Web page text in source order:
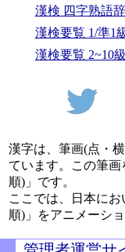
漢検 四字熟語
漢検要覧 1/準1
漢検要覧 2~10
漢字は、筆画(点・
ています。この筆画
順)」です。
ここでは、日本に
順)」をアニメーシ